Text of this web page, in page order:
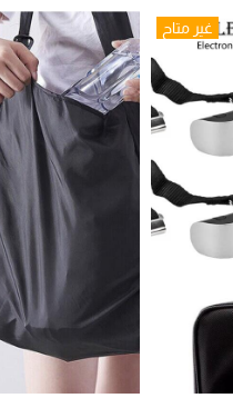
غير متاح